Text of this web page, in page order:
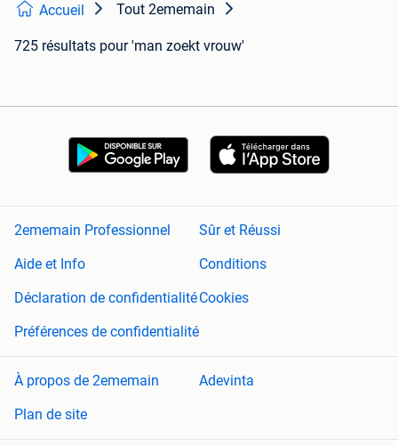
Accueil Tout 2ememain
725 résultats pour 'man zoekt vrouw'
2ememain Professionnel
Sûr et Réussi
Aide et Info
Conditions
Déclaration de confidentialitéCookies
Préférences de confidentialité
À propos de 2ememain
Adevinta
Plan de site